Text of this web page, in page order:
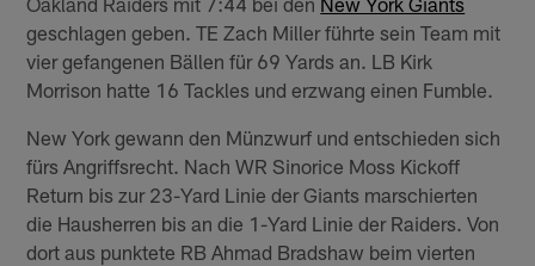
geschlagen geben. TE Zach Miller führte sein Team mit
vier gefangenen Bällen für 69 Yards an. LB Kirk
Morrison hatte 16 Tackles und erzwang einen Fumble.
New York gewann den Münzwurf und entschieden sich
fürs Angriffsrecht. Nach WR Sinorice Moss Kickoff
Return bis zur 23-Yard Linie der Giants marschierten
die Hausherren bis an die 1-Yard Linie der Raiders. Von
dort aus punktete RB Ahmad Bradshaw beim vierten